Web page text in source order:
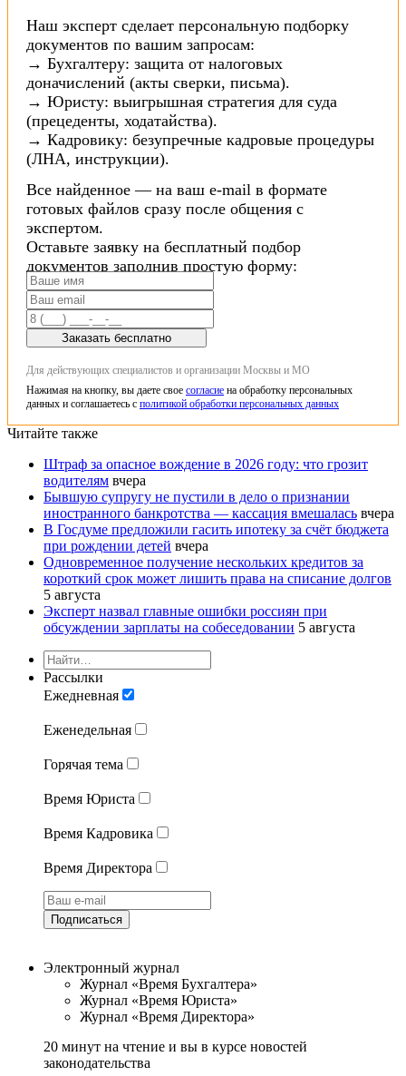
Наш эксперт сделает персональную подборку
документов по вашим запросам:
→ Бухгалтеру: защита от налоговых
доначислений (акты сверки, письма).
→ Юристу: выигрышная стратегия для суда
(прецеденты, ходатайства).
→ Кадровику: безупречные кадровые процедуры
(ЛНА, инструкции).
Все найденное — на ваш e-mail в формате
готовых файлов сразу после общения с
экспертом.
Оставьте заявку на бесплатный подбор
документов заполнив простую форму:
Заказать бесплатно
Для действующих специалистов и организации Москвы и МО
Нажимая на кнопку, вы даете свое согласие на обработку персональных
данных и соглашаетесь с политикой обработки персональных данных
Читайте также
Штраф за опасное вождение в 2026 году: что грозит
водителям вчера
Бывшую супругу не пустили в дело о признании
иностранного банкротства — кассация вмешалась вчера
В Госдуме предложили гасить ипотеку за счёт бюджета
при рождении детей вчера
Одновременное получение нескольких кредитов за
короткий срок может лишить права на списание долгов
5 августа
Эксперт назвал главные ошибки россиян при
обсуждении зарплаты на собеседовании 5 августа
Рассылки
Ежедневная
Еженедельная
Горячая тема
Время Юриста
Время Кадровика
Время Директора
Подписаться
Электронный журнал
Журнал «Время Бухгалтера»
Журнал «Время Юриста»
Журнал «Время Директора»
20 минут на чтение и вы в курсе новостей
законодательства